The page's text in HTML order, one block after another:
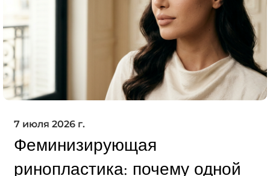
7 июля 2026 г.
Феминизирующая
ринопластика: почему одной